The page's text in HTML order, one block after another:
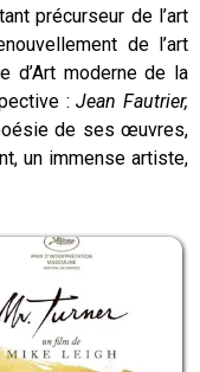
précurseur de l’art
de l’art
d’Art moderne de la
:Jean Fautrier,
de ses œuvres,
un immense artiste,